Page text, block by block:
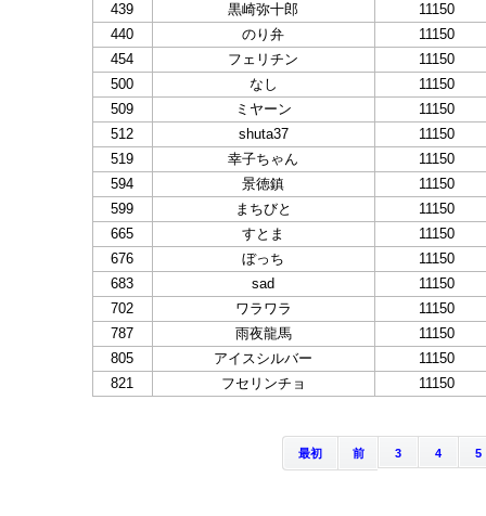
439
黒崎弥十郎
11150
440
のり弁
11150
454
フェリチン
11150
500
なし
11150
509
ミヤーン
11150
512
shuta37
11150
519
幸子ちゃん
11150
594
景徳鎮
11150
599
まちびと
11150
665
すとま
11150
676
ぼっち
11150
683
sad
11150
702
ワラワラ
11150
787
雨夜龍馬
11150
805
アイスシルバー
11150
821
フセリンチョ 11150
最初 前 3 4 5